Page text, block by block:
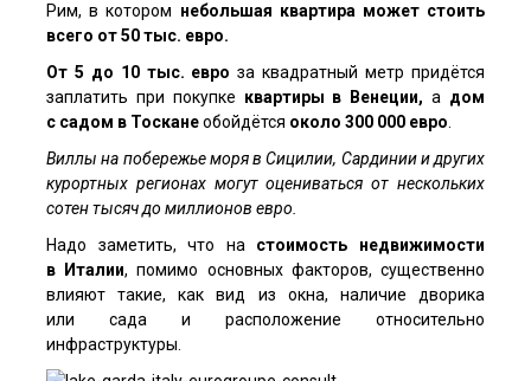
Рим, в котором небольшая квартира может стоить
всего от 50 тыс. евро.
От 5 до 10 тыс. евро за квадратный метр придётся
заплатить при покупке квартиры в Венеции,а дом
с садом в Тосканеобойдётся около 300 000 евро
Виллы на побережье моря в Сицилии, Сардинии и других
курортных регионах могут оцениваться от нескольких
сотен тысяч до миллионов евро.
Надо заметить, что на стоимость недвижимости
в Италии, помимо основных факторов, существенно
влияют такие, как вид из окна, наличие дворика
или сада и расположение относительно
инфраструктуры.